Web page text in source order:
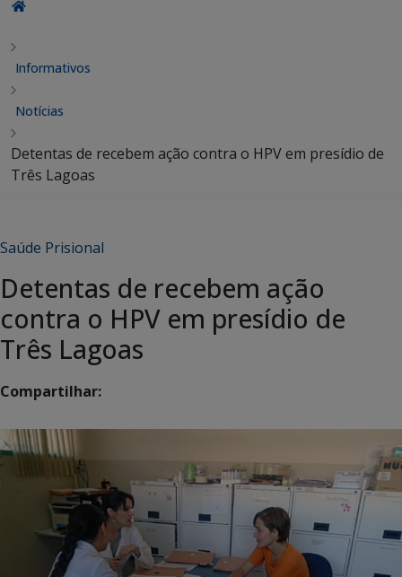
Informativos
Notícias
Detentas de recebem ação contra o HPV em presídio de
Três Lagoas
Saúde Prisional
Detentas de recebem ação
contra o HPV em presídio de
Três Lagoas
Compartilhar: